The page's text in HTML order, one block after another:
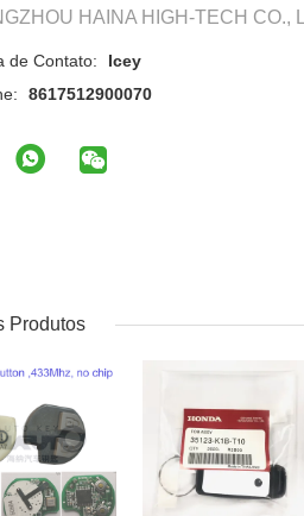
HAINA HIGH-TECH CO.,
de Contato:
Icey
8617512900070
Produtos